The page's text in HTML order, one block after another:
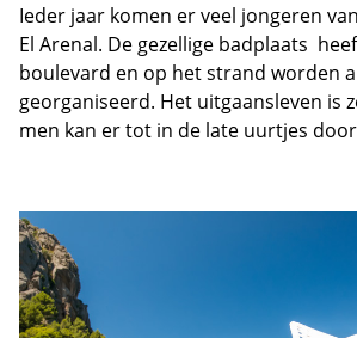
Ieder jaar komen er veel jongeren
El Arenal. De gezellige badplaats
boulevard en op het strand worden
georganiseerd. Het uitgaansleven is
men kan er tot in de late uurtjes